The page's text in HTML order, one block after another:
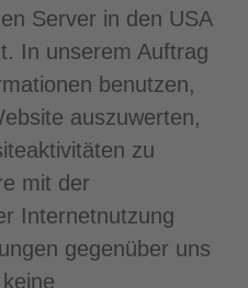
Server in den USA
In unserem Auftrag
benutzen,
auszuwerten,
zu
mit der
Internetnutzung
gegenüber uns